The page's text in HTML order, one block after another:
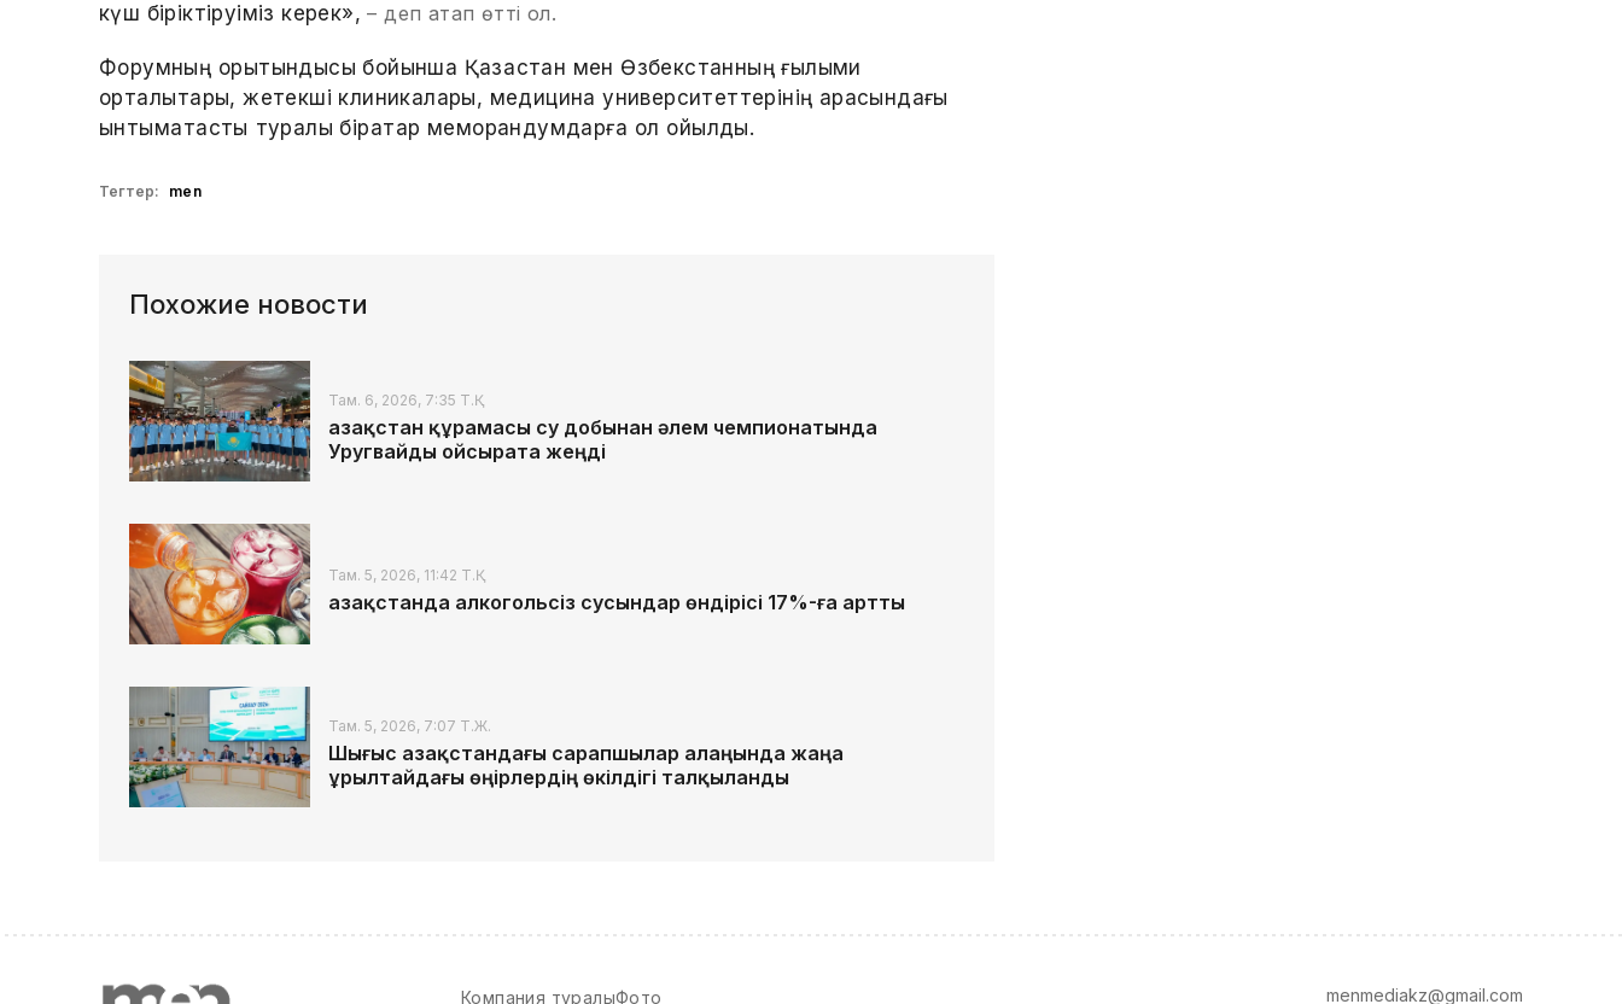
күш біріктіруіміз керек»,– деп атап өтті ол.
Форумның қорытындысы бойынша Қазақстан мен Өзбекстанның ғылыми
орталықтары, жетекші клиникалары, медицина университеттерінің арасындағы
ынтымақтастық туралы бірқатар меморандумдарға қол қойылды.
Тегтер: men
Похожие новости
Там. 6, 2026, 7:35 Т.Қ.
Қазақстан құрамасы су добынан әлем чемпионатында
Уругвайды ойсырата жеңді
Там. 5, 2026, 11:42 Т.Қ.
Қазақстанда алкогольсіз сусындар өндірісі 17%-ға артты
Там. 5, 2026, 7:07 Т.Ж.
Шығыс Қазақстандағы сарапшылар алаңында жаңа
Құрылтайдағы өңірлердің өкілдігі талқыланды
Компания туралыФото menmediakz@gmail.com